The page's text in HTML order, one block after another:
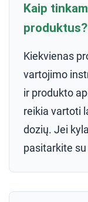
Kaip
produktus?
Kiekvienas
vartojimo
ir produkto
reikia vartoti
dozių. Jei
pasitarkite